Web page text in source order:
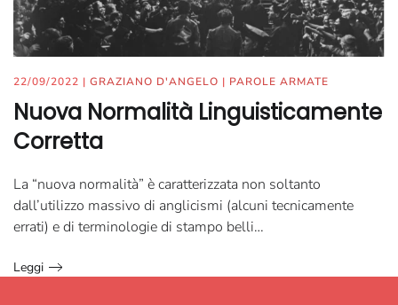
22/09/2022 | GRAZIANO D'ANGELO | PAROLE ARMATE
Nuova Normalità Linguisticamente
Corretta
La “nuova normalità” è caratterizzata non soltanto
dall’utilizzo massivo di anglicismi (alcuni tecnicamente
errati) e di terminologie di stampo belli…
Leggi